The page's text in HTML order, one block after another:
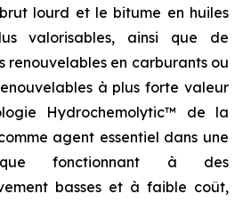
lourd et le bitume en huiles
valorisables, ainsi que de
renouvelables en carburants ou
à plus forte valeur
Hydrochemolytic™ de la
agent essentiel dans une
fonctionnant à des
basses et à faible coût,